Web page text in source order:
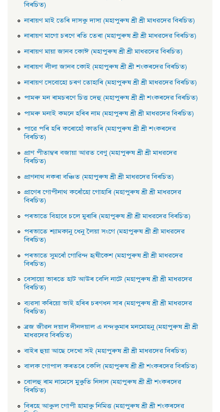
বিৰচিত)
নাৰায়ণ মাই তেৰি দাসকু দাসা (মহাপুৰুষ শ্ৰী শ্ৰী মাধৱদেৱ বিৰচিত)
নাৰায়ণ মাগো চৰণে ৰতি তেৰা (মহাপুৰুষ শ্ৰী শ্ৰী মাধৱদেৱ বিৰচিত)
নাৰায়ণ মায়া জানব কোঈ (মহাপুৰুষ শ্ৰী শ্ৰী মাধৱদেৱ বিৰচিত)
নাৰায়ণ লীলা জানব কোই (মহাপুৰুষ শ্ৰী শ্ৰী শংকৰদেৱ বিৰচিত)
নাৰায়ণ সেবােহাে চৰণ তােহাৰি (মহাপুৰুষ শ্ৰী শ্ৰী মাধৱদেৱ বিৰচিত)
পামৰু মন ৰামচৰণে চিত্ত দেহু (মহাপুৰুষ শ্ৰী শ্ৰী শংকৰদেৱ বিৰচিত)
পামৰু মনাই কমনে হৰিৰ নাম (মহাপুৰুষ শ্ৰী শ্ৰী মাধৱদেৱ বিৰচিত)
পাৱে পৰি হৰি কৰোহোঁ কাতৰি (মহাপুৰুষ শ্ৰী শ্ৰী শংকৰদেৱ
বিৰচিত)
প্রাণ পীতাম্বৰ বজায়া আৱত বেণু (মহাপুৰুষ শ্ৰী শ্ৰী মাধৱদেৱ
বিৰচিত)
প্রাণনাথ নকৰা বঞ্চিত (মহাপুৰুষ শ্ৰী শ্ৰী মাধৱদেৱ বিৰচিত)
প্রাণেৰ গােপীনাথ কৰোঁহাে গােহাৰি (মহাপুৰুষ শ্ৰী শ্ৰী মাধৱদেৱ
বিৰচিত)
পৰভাতে বিহাবে চলে মুৰাৰি (মহাপুৰুষ শ্ৰী শ্ৰী মাধৱদেৱ বিৰচিত)
পৰভাতে শ্যামকানু ধেনু লৈয়া সংগে (মহাপুৰুষ শ্ৰী শ্ৰী মাধৱদেৱ
বিৰচিত)
পৰভাতে সুমৰোঁ গােৱিন্দ হৃষীকেশ (মহাপুৰুষ শ্ৰী শ্ৰী মাধৱদেৱ
বিৰচিত)
বেসায়াে ভাৰতে হাট আউৰ বেলি নাটে (মহাপুৰুষ শ্ৰী শ্ৰী মাধৱদেৱ
বিৰচিত)
ব্যৱসা কৰিয়াে ভাই হৰিৰ চৰণধন সাৰ (মহাপুৰুষ শ্ৰী শ্ৰী মাধৱদেৱ
বিৰচিত)
ব্রজ জীৱন দয়াল দীনদয়াল এ নন্দকুমাৰ মনমােহনু (মহাপুৰুষ শ্ৰী শ্ৰী
মাধৱদেৱ বিৰচিত)
বাইৰ হুয়া আছে দেখাে সই (মহাপুৰুষ শ্ৰী শ্ৰী মাধৱদেৱ বিৰচিত)
বালক গােপাল কৰতৰে কেলি (মহাপুৰুষ শ্ৰী শ্ৰী শংকৰদেৱ বিৰচিত)
বােলহু ৰাম নামেসে মুকুতি নিদান (মহাপুৰুষ শ্ৰী শ্ৰী শংকৰদেৱ
বিৰচিত)
বিৰহে আকুল গােপী হামাকু নিমিত্ত (মহাপুৰুষ শ্ৰী শ্ৰী শংকৰদেৱ